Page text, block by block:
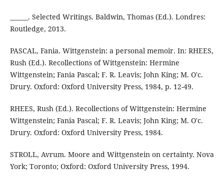
______. Selected Writings. Baldwin, Thomas (Ed.). Londres:
Routledge, 2013.
PASCAL, Fania. Wittgenstein: a personal memoir. In: RHEES,
Rush (Ed.). Recollections of Wittgenstein: Hermine
Wittgenstein; Fania Pascal; F. R. Leavis; John King; M. O'c.
Drury. Oxford: Oxford University Press, 1984, p. 12-49.
RHEES, Rush (Ed.). Recollections of Wittgenstein: Hermine
Wittgenstein; Fania Pascal; F. R. Leavis; John King; M. O'c.
Drury. Oxford: Oxford University Press, 1984.
STROLL, Avrum. Moore and Wittgenstein on certainty. Nova
York; Toronto; Oxford: Oxford University Press, 1994.